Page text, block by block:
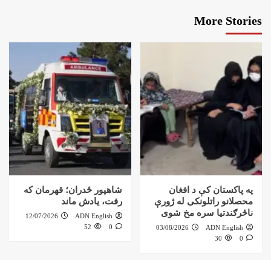
More Stories
په پاکستان کې د افغان
محصلانو راتلونکی له ژورې
ناڅرګندتیا سره مخ شوی
ADN English
03/08/2026
0
30
شاهپور ځدران؛ قهرمان که
رفت، یادش ماند
ADN English
12/07/2026
0
52